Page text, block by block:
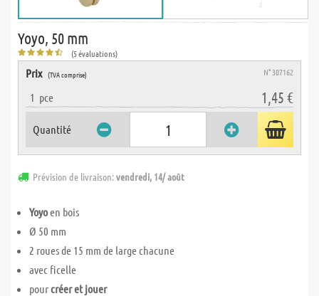
Yoyo, 50 mm
(5 évaluations)
Prix (TVA comprise) N° 307162
1 pce 1,45 €
Quantité
Prévision de livraison:vendredi, 14/ août
Yoyoen bois
Ø 50 mm
2 roues de 15 mm de large chacune
avec ficelle
pourcréer et jouer